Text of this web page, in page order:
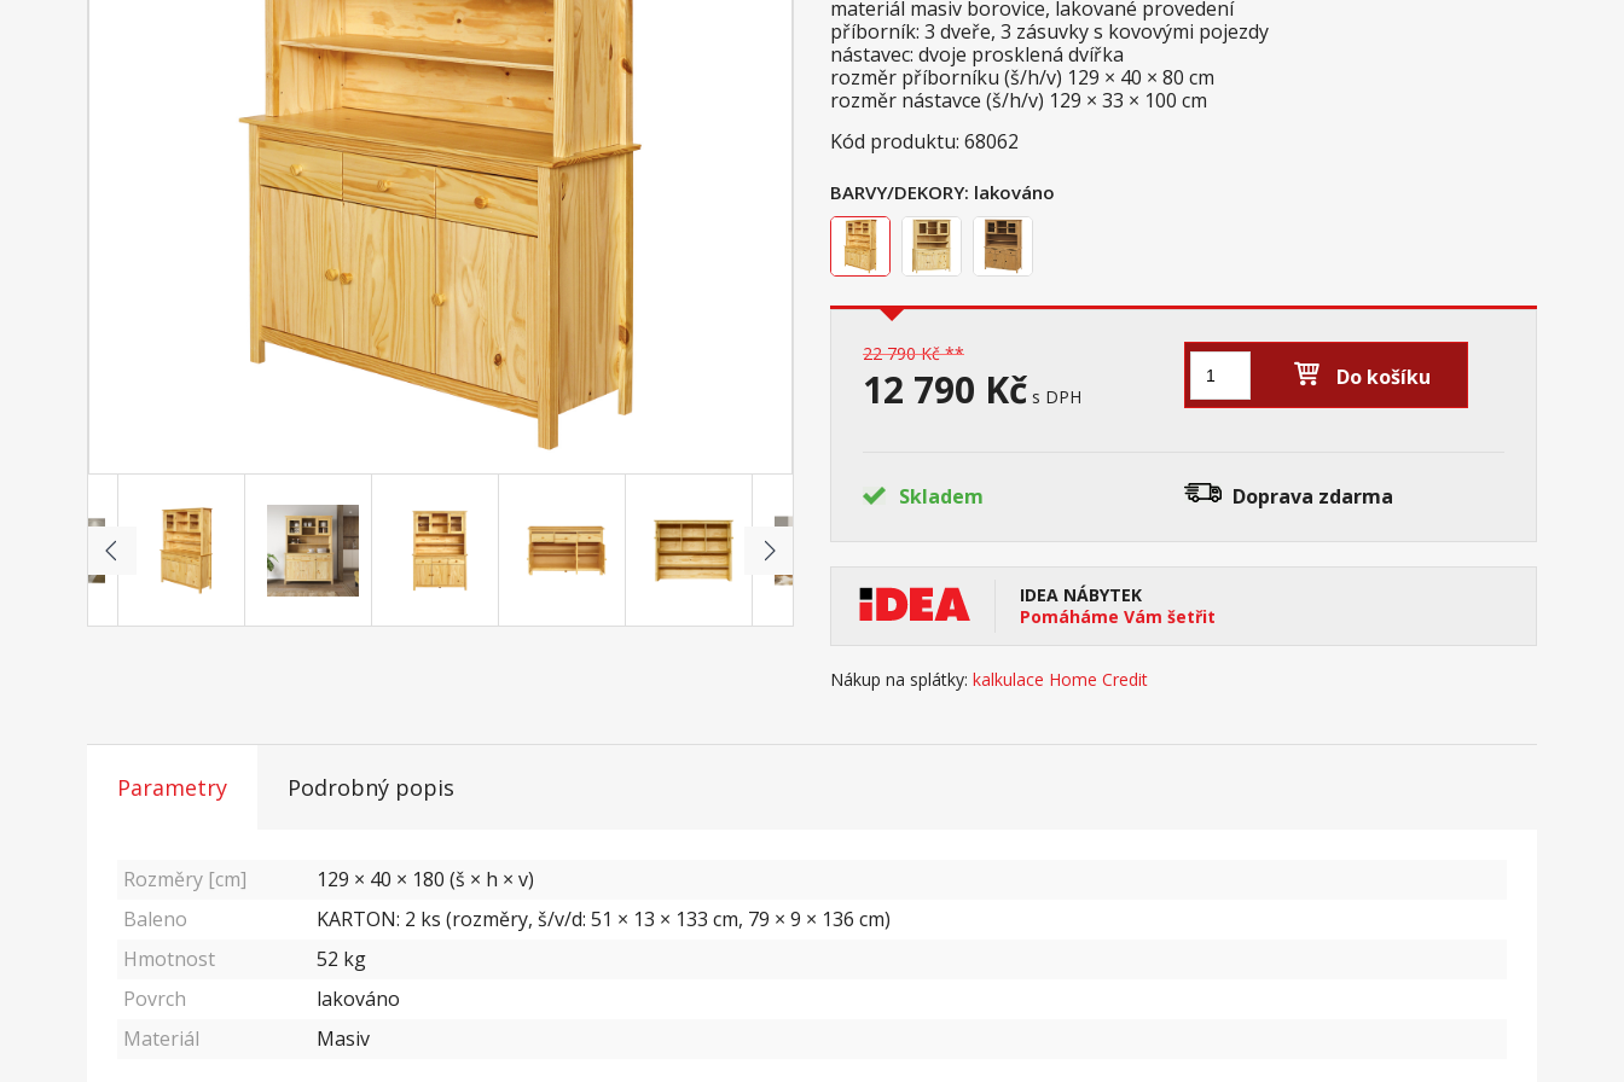
materiál masiv borovice, lakované provedení
příborník: 3 dveře, 3 zásuvky s kovovými pojezdy
nástavec: dvoje prosklená dvířka
rozměr příborníku (š/h/v) 129 × 40 × 80 cm
rozměr nástavce (š/h/v) 129 × 33 × 100 cm
Kód produktu: 68062
BARVY/DEKORY: lakováno
22 790 Kč **
12 790 Kč s DPH
Do košíku
Skladem Doprava zdarma
IDEA NÁBYTEK
Pomáháme Vám šetřit
Nákup na splátky: kalkulace Home Credit
Parametry Podrobný popis
Rozměry [cm]
129 × 40 × 180 (š × h × v)
Baleno
KARTON: 2 ks (rozměry, š/v/d: 51 × 13 × 133 cm, 79 × 9 × 136 cm)
Hmotnost
52 kg
Povrch
lakováno
Materiál
Masiv